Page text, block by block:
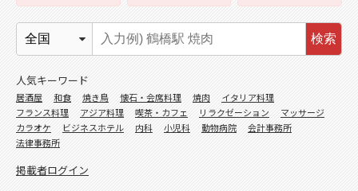
検索
人気キーワード
居酒屋 和食 焼き鳥 懐石・会席料理 焼肉
イタリア料理
フランス料理
アジア料理 喫茶・カフェ リラクゼーション
マッサージ
カラオケ
ビジネスホテル 内科 小児科 動物病院
会計事務所
法律事務所
掲載者ログイン